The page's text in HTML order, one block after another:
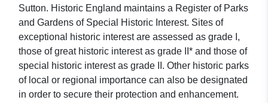
Sutton. Historic England maintains a Register of Parks
and Gardens of Special Historic Interest. Sites of
exceptional historic interest are assessed as grade I,
those of great historic interest as grade II* and those of
special historic interest as grade II. Other historic parks
of local or regional importance can also be designated
in order to secure their protection and enhancement.